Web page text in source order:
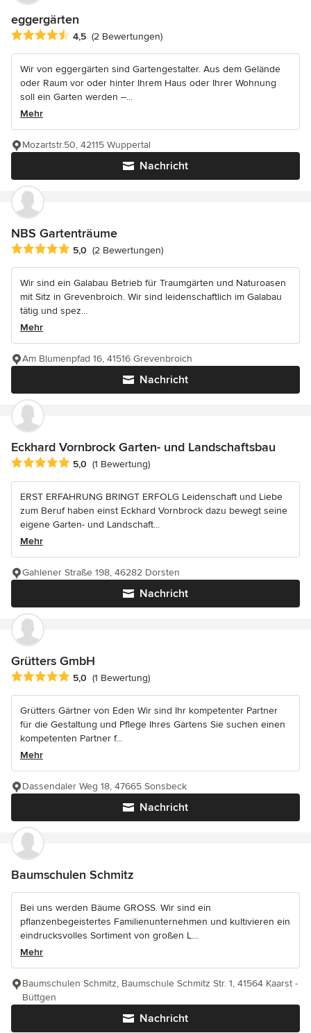
eggergärten
Durchschnittliche Bewertung: 4.5 von 5 Sternen
4,5 (2 Bewertungen)
Wir von eggergärten sind Gartengestalter. Aus dem Gelände
oder Raum vor oder hinter Ihrem Haus oder Ihrer Wohnung
soll ein Garten werden –...
Mehr
Nachricht
Mozartstr.50, 42115 Wuppertal
NBS Gartenträume
Durchschnittliche Bewertung: 5 von 5 Sternen
5,0 (2 Bewertungen)
Wir sind ein Galabau Betrieb für Traumgärten und Naturoasen
mit Sitz in Grevenbroich. Wir sind leidenschaftlich im Galabau
tätig und spez...
Mehr
Nachricht
Am Blumenpfad 16, 41516 Grevenbroich
Eckhard Vornbrock Garten- und Landschaftsbau
Durchschnittliche Bewertung: 5 von 5 Sternen
5,0 (1 Bewertung)
ERST ERFAHRUNG BRINGT ERFOLG Leidenschaft und Liebe
zum Beruf haben einst Eckhard Vornbrock dazu bewegt seine
eigene Garten- und Landschaft...
Mehr
Nachricht
Gahlener Straße 198, 46282 Dorsten
Grütters GmbH
Durchschnittliche Bewertung: 5 von 5 Sternen
5,0 (1 Bewertung)
Grütters Gärtner von Eden Wir sind Ihr kompetenter Partner
für die Gestaltung und Pflege Ihres Gartens Sie suchen einen
kompetenten Partner f...
Mehr
Nachricht
Dassendaler Weg 18, 47665 Sonsbeck
Baumschulen Schmitz
Bei uns werden Bäume GROSS. Wir sind ein
pflanzenbegeistertes Familienunternehmen und kultivieren ein
eindrucksvolles Sortiment von großen L...
Mehr
Nachricht
Baumschulen Schmitz, Baumschule Schmitz Str. 1, 41564 Kaarst -
Büttgen